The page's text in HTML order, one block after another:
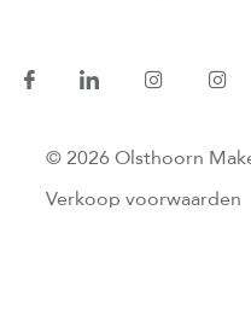
© 2026 Olsthoorn
Verkoop voorwaarden